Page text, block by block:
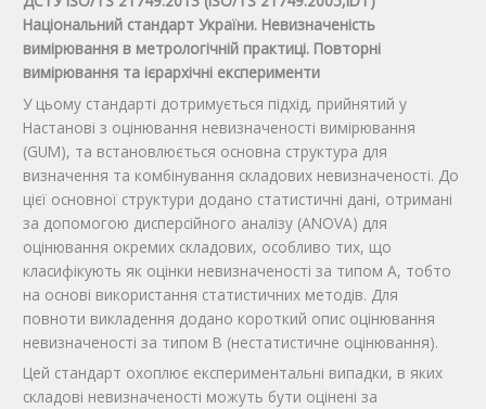
Національний стандарт України. Невизначеність
вимірювання в метрологічній практиці. Повторні
вимірювання та ієрархічні експерименти
У цьому стандарті дотримується підхід, прийнятий у
Настанові з оцінювання невизначеності вимірювання
(GUM), та встановлюється основна структура для
визначення та комбінування складових невизначеності. До
цієї основної структури додано статистичні дані, отримані
за допомогою дисперсійного аналізу (ANOVA) для
оцінювання окремих складових, особливо тих, що
класифікують як оцінки невизначеності за типом А, тобто
на основі використання статистичних методів. Для
повноти викладення додано короткий опис оцінювання
невизначеності за типом В (нестатистичне оцінювання).
Цей стандарт охоплює експериментальні випадки, в яких
складові невизначеності можуть бути оцінені за